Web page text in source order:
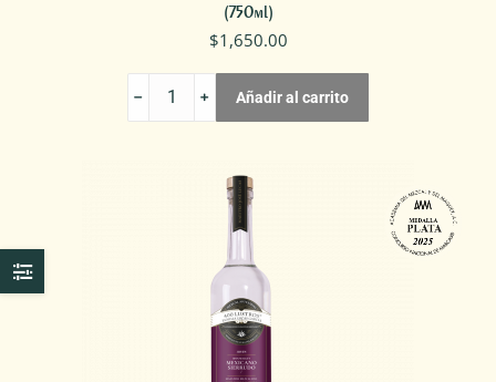
(750ml)
$1,650.00
400
LUSTROS
Añadir al carrito